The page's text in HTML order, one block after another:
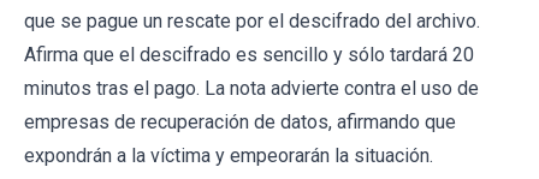
que se pague un rescate por el descifrado del archivo.
Afirma que el descifrado es sencillo y sólo tardará 20
minutos tras el pago. La nota advierte contra el uso de
empresas de recuperación de datos, afirmando que
expondrán a la víctima y empeorarán la situación.